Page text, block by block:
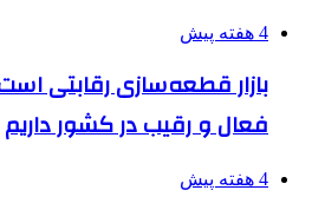
4 هفته پیش
فعال و رقیب در کشور داریم
4 هفته پیش